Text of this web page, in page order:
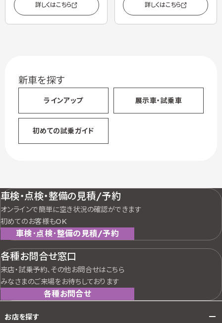
詳しくはこちら 詳しくはこちら
新車を探す
ラインアップ 展示車・試乗車
初めての試乗ガイド
車検・点検・整備の見積/予約
オンラインで簡単に空き状況の確認ができます
初めてのお客様もOK
車検･点検･整備の見積/予約
各種お問合せ窓口
来店・試乗予約、その他お問合せはこちら
みなさまのご来場をお待ちしております
各種お問合せ
お店を探す